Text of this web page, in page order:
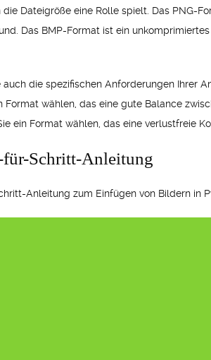
Dateigröße eine Rolle spielt. Das PNG-
Das BMP-Format ist ein
die spezifischen Anforderungen Ihrer
wählen, das eine gute Balance
ein Format wählen, das eine verlustfreie
Schritt-Anleitung
Anleitung zum Einfügen von Bildern in